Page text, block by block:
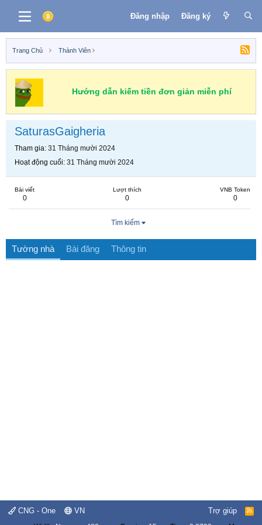
Đăng nhập Đăng ký
Trang Chủ Thành Viên
Hướng dẫn kiếm tiền đơn giản miễn phí
SaturasGaigheria
Tham gia 31 Tháng mười 2024
Hoạt động cuối 31 Tháng mười 2024
Bài viết
0
Lượt thích
0
VNB Token
0
Tìm kiếm
Tường nhà Bài đăng Thông tin
CNG - One VN Trợ giúp
R